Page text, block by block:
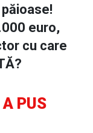
euro,
cu care
PUS